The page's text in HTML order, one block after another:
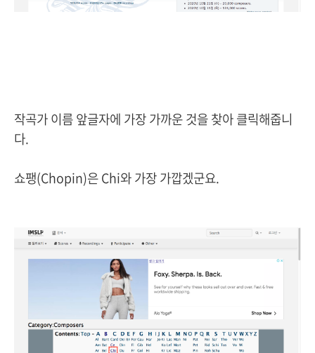
작곡가 이름 앞글자에 가장 가까운 것을 찾아 클릭해줍니
다.
쇼팽(Chopin)은 Chi와 가장 가깝겠군요.